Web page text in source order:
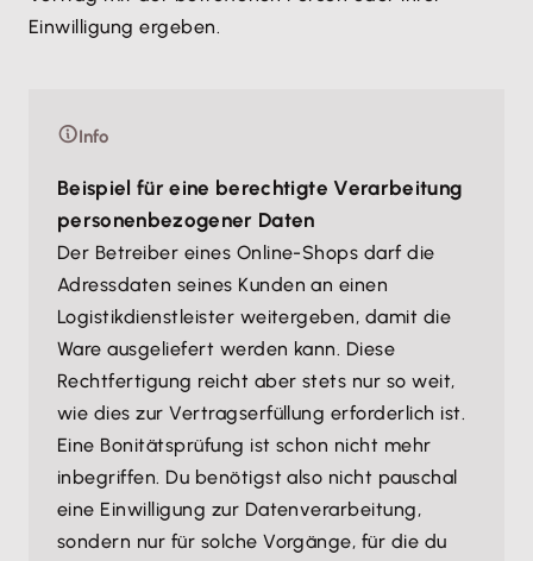
Einwilligung ergeben.
Info
Beispiel für eine berechtigte Verarbeitung
personenbezogener Daten
Der Betreiber eines Online-Shops darf die
Adressdaten seines Kunden an einen
Logistikdienstleister weitergeben, damit die
Ware ausgeliefert werden kann. Diese
Rechtfertigung reicht aber stets nur so weit,
wie dies zur Vertragserfüllung erforderlich ist.
Eine Bonitätsprüfung ist schon nicht mehr
inbegriffen. Du benötigst also nicht pauschal
eine Einwilligung zur Datenverarbeitung,
sondern nur für solche Vorgänge, für die du